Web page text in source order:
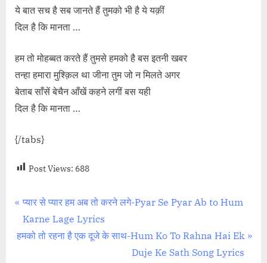
ये बात सच है सब जानते हैं तुमको भी है ये यक़ीं
दिल है कि मानता …
हम तो मोहब्बत करते हैं तुमसे हमको है बस इतनी खबर
तन्हा हमारा मुश्क़िल था जीना तुम जो न मिलते अगर
बेताब साँसें बेचैन आँखें कहने लगीं बस यही
दिल है कि मानता …
{/tabs}
Post Views: 688
Post
navigation
P
r
e
प्यार से प्यार हम अब तो करने लगे-Pyar Se Pyar Ab to Hum
Karne Lage Lyrics
N
हमको तो रहना है एक दूजे के साथ-Hum Ko To Rahna Hai Ek
Duje Ke Sath Song Lyrics